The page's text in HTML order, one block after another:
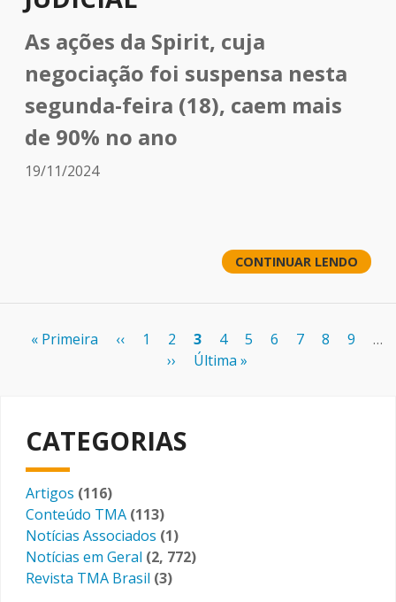
As ações da Spirit, cuja
negociação foi suspensa nesta
segunda-feira (18), caem mais
de 90% no ano
19/11/2024
CONTINUAR LENDO
Paginação
Primeira
« Primeira
Página
anterior
‹‹ Page
1 Page
2
Página
atual
3 Page
4 Page
5 Page
6 Page
7 Page
8 Page
9
…
Próxima
››
Última
Última »
CATEGORIAS
Artigos (116)
Conteúdo TMA (113)
Notícias Associados (1)
Notícias em Geral (2, 772)
Revista TMA Brasil (3)